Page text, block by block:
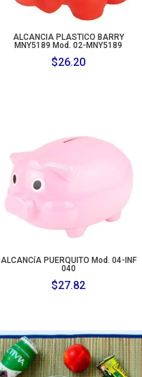
ALCANCIA PLASTICO BARRY
MNY5189 Mod. 02-MNY5189
$26.20
ALCANCíA PUERQUITO Mod. 04-INF
040
$27.82